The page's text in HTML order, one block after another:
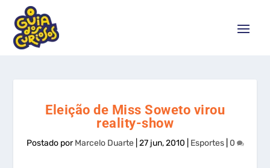
Eleição de Miss Soweto virou
reality-show
Postado porMarcelo Duarte| 27 jun, 2010 Esportes| 0